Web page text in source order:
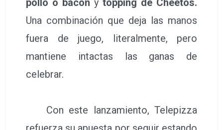
pollo o bacon y topping de Cheetos.
Una combinación que deja las manos
fuera de juego, literalmente, pero
mantiene intactas las ganas de
celebrar.
Con este lanzamiento, Telepizza